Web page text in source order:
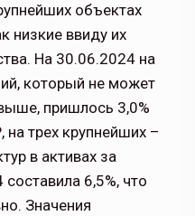
объектах
низкие ввиду их
На 30.06.2024 на
который не может
пришлось 3,0%
трех крупнейших –
в активах за
6,5%, что
Значения